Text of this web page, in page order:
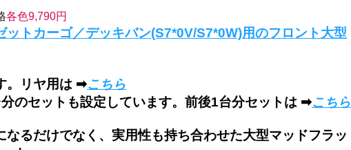
各色9,790円
ットカーゴ／デッキバン(S7*0V/S7*0W)用のフロント大型
。リヤ用は ➡こちら
のセットも設定しています。前後1台分セットは ➡こちら
るだけでなく、実用性も持ち合わせた大型マッドフラッ